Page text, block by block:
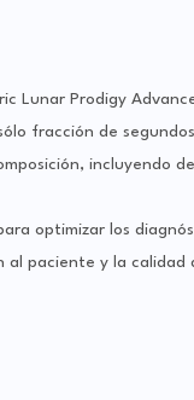
Lunar Prodigy
fracción de
incluyendo
optimizar los
paciente y la calidad